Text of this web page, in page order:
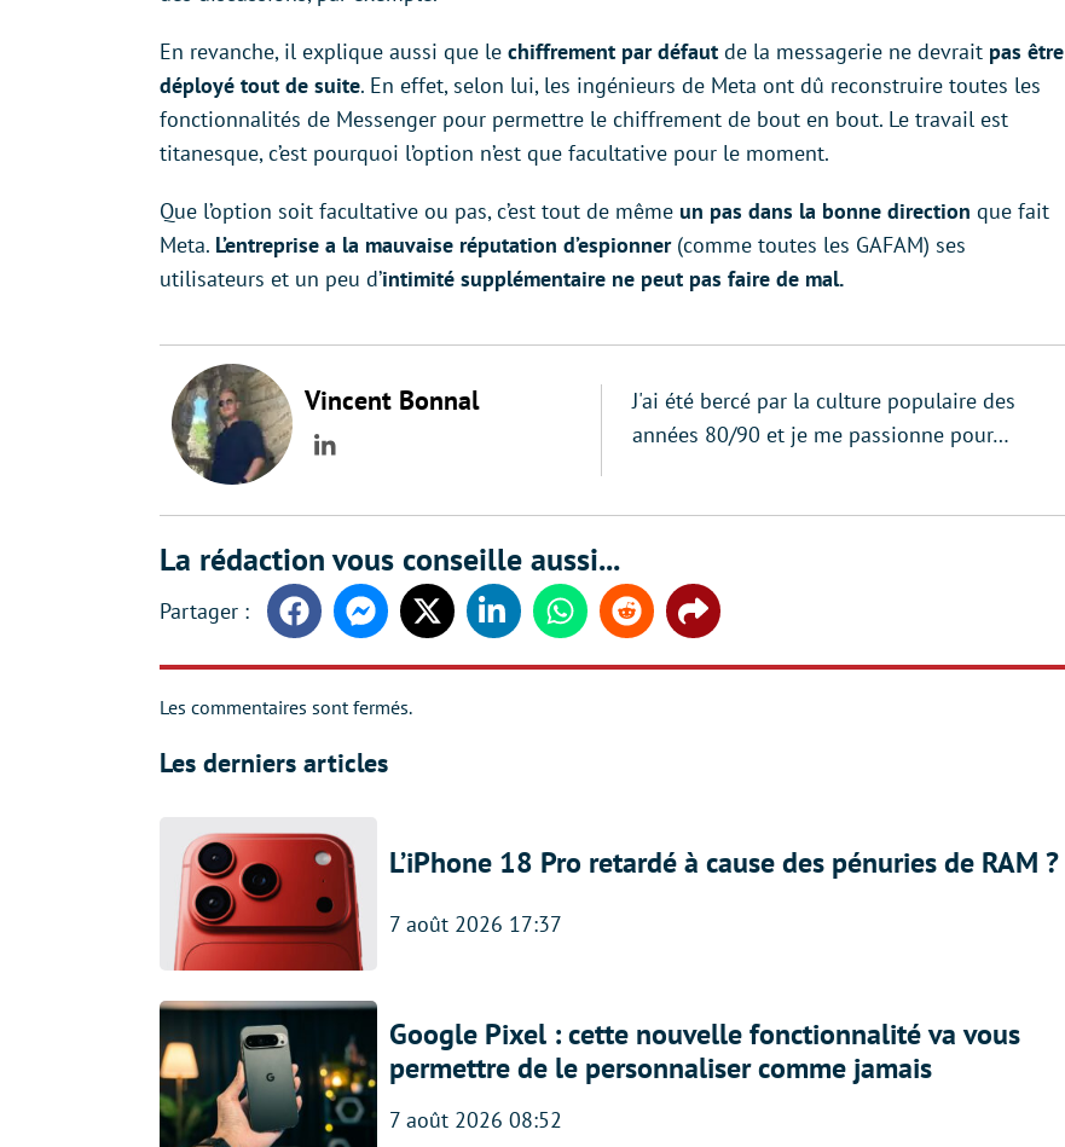
En revanche, il explique aussi que le chiffrement par défaut de la messagerie ne devrait pas être
déployé tout de suite. En effet, selon lui, les ingénieurs de Meta ont dû reconstruire toutes les
fonctionnalités de Messenger pour permettre le chiffrement de bout en bout. Le travail est
titanesque, c’est pourquoi l’option n’est que facultative pour le moment.
Que l’option soit facultative ou pas, c’est tout de même un pas dans la bonne direction que fait
Meta. L’entreprise a la mauvaise réputation d’espionner(comme toutes les GAFAM) ses
utilisateurs et un peu d’intimité supplémentaire ne peut pas faire de mal.
Vincent Bonnal
LinkedIn
J'ai été bercé par la culture populaire des
années 80/90 et je me passionne pour…
La rédaction vous conseille aussi...
FacebookMessengerTwitter LinkedinWhatsappReddit Share
Les commentaires sont fermés.
Les derniers articles
L’iPhone 18 Pro retardé à cause des pénuries de RAM ?
7 août 2026 17:37
Google Pixel : cette nouvelle fonctionnalité va vous
permettre de le personnaliser comme jamais
7 août 2026 08:52